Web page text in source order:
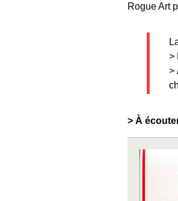
Rogue Art
>
>
> À